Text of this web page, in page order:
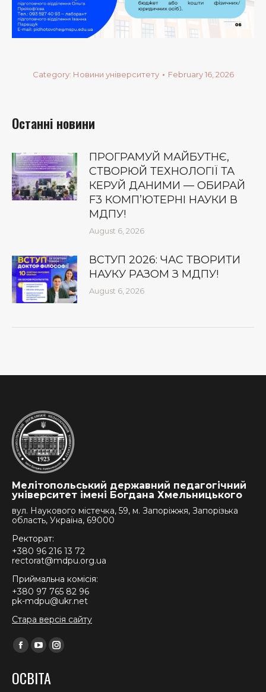
Category: Новини університету February 16, 2026
Останні новини
ПРОГРАМУЙ МАЙБУТНЄ,
СТВОРЮЙ ТЕХНОЛОГІЇ ТА
КЕРУЙ ДАНИМИ — ОБИРАЙ
F3 КОМП’ЮТЕРНІ НАУКИ В
МДПУ!
August 6, 2026
ВСТУП 2026: ЧАС ТВОРИТИ
НАУКУ РАЗОМ З МДПУ!
August 6, 2026
Мелітопольський державний педагогічний
університет імені Богдана Хмельницького
вул. Наукового містечка, 59, м. Запоріжжя, Запорізька
область, Україна, 69000
Ректорат:
+380 96 216 13 72
rectorat@mdpu.org.ua
Приймальна комісія:
+380 97 765 82 96
pk-mdpu@ukr.net
Стара версія сайту
Find us on:
Facebook
opens
YouTube
opens
Instagram
ОСВІТА